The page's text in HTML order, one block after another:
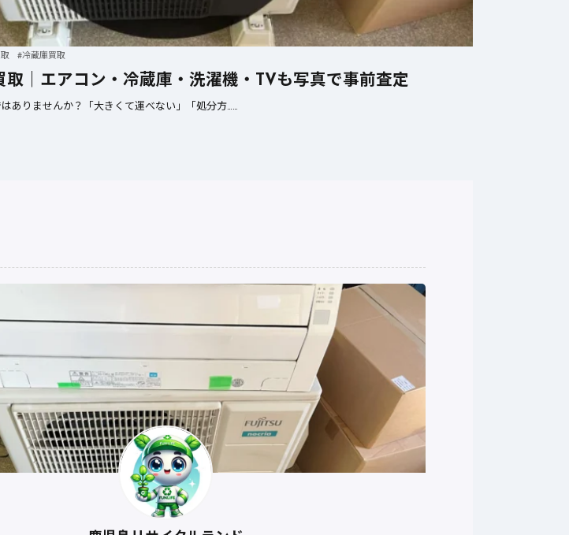
#冷蔵庫買取
取｜エアコン・冷蔵庫・洗濯機・TVも写真で事前査定
ありませんか？「大きくて運べない」「処分方……